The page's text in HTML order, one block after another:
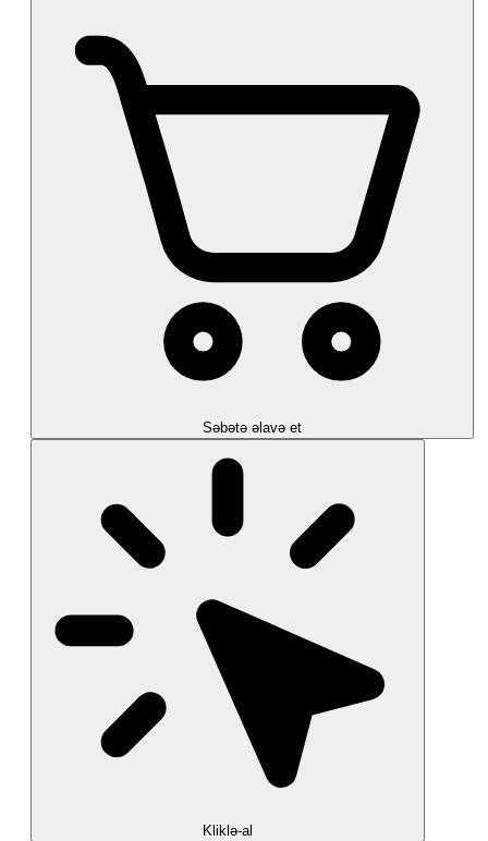
Səbətə əlavə et
Kliklə-al